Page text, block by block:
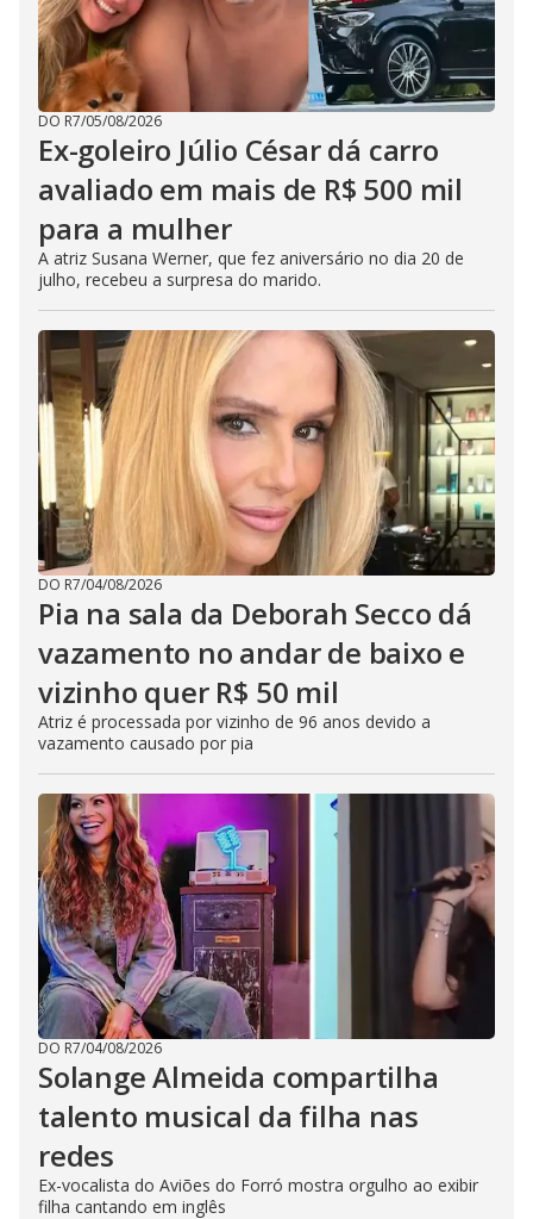
DO R7/05/08/2026
Ex-goleiro Júlio César dá carro
avaliado em mais de R$ 500 mil
para a mulher
A atriz Susana Werner, que fez aniversário no dia 20 de
julho, recebeu a surpresa do marido.
DO R7/04/08/2026
Pia na sala da Deborah Secco dá
vazamento no andar de baixo e
vizinho quer R$ 50 mil
Atriz é processada por vizinho de 96 anos devido a
vazamento causado por pia
DO R7/04/08/2026
Solange Almeida compartilha
talento musical da filha nas
redes
Ex-vocalista do Aviões do Forró mostra orgulho ao exibir
filha cantando em inglês